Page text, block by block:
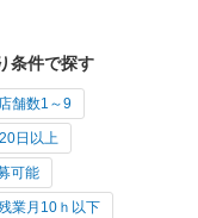
条件で探す
店舗数1～9
日以上
可能
業月10ｈ以下